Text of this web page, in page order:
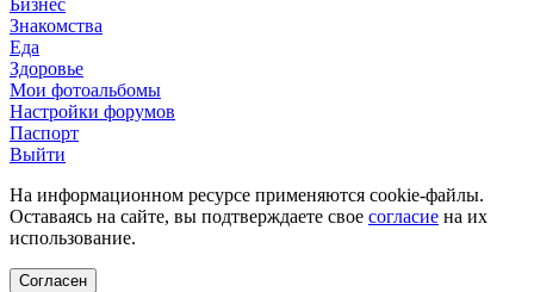
Бизнес
Знакомства
Еда
Здоровье
Мои фотоальбомы
Настройки форумов
Паспорт
Выйти
На информационном ресурсе применяются cookie-файлы.
Оставаясь на сайте, вы подтверждаете свое согласие на их
использование.
Согласен